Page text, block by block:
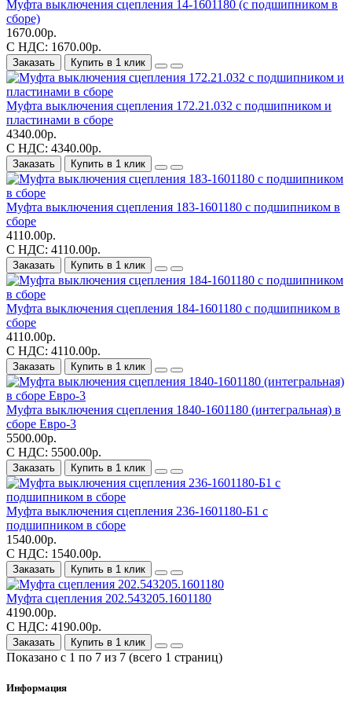
Муфта выключения сцепления 14-1601180 (с подшипником в
сборе)
1670.00р.
С НДС: 1670.00р.
Заказать Купить в 1 клик
Муфта выключения сцепления 172.21.032 с подшипником и
пластинами в сборе
4340.00р.
С НДС: 4340.00р.
Заказать Купить в 1 клик
Муфта выключения сцепления 183-1601180 с подшипником в
сборе
4110.00р.
С НДС: 4110.00р.
Заказать Купить в 1 клик
Муфта выключения сцепления 184-1601180 с подшипником в
сборе
4110.00р.
С НДС: 4110.00р.
Заказать Купить в 1 клик
Муфта выключения сцепления 1840-1601180 (интегральная) в
сборе Евро-3
5500.00р.
С НДС: 5500.00р.
Заказать Купить в 1 клик
Муфта выключения сцепления 236-1601180-Б1 с
подшипником в сборе
1540.00р.
С НДС: 1540.00р.
Заказать Купить в 1 клик
Муфта сцепления 202.543205.1601180
4190.00р.
С НДС: 4190.00р.
Заказать Купить в 1 клик
Показано с 1 по 7 из 7 (всего 1 страниц)
Информация